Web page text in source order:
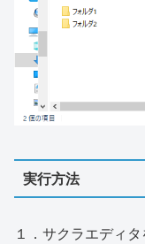
実行方法
１．サクラエディ